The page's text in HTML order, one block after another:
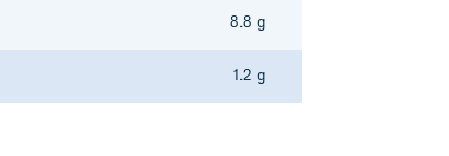
8.8 g
1.2 g